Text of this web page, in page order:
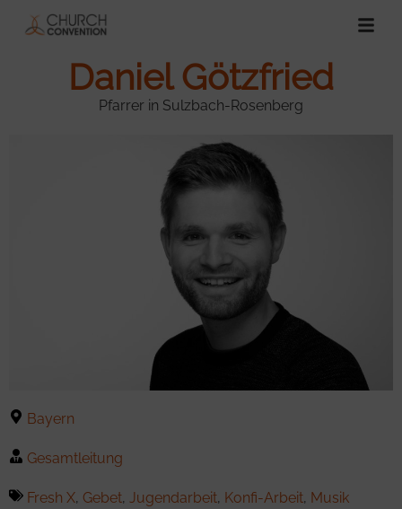
Daniel Götzfried
Pfarrer in Sulzbach-Rosenberg
Bayern
Gesamtleitung
Fresh X, Gebet, Jugendarbeit, Konfi-Arbeit, Musik